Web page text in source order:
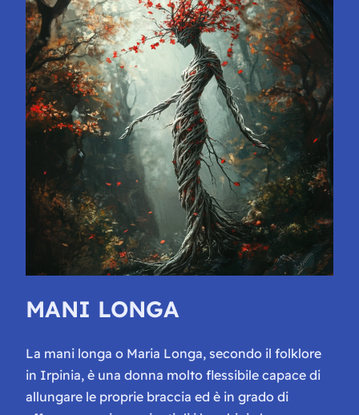
MANI LONGA
La mani longa o Maria Longa, secondo il folklore
in Irpinia, è una donna molto flessibile capace di
allungare le proprie braccia ed è in grado di